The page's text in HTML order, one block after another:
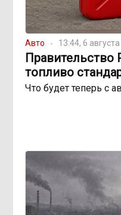
Авто 13:44, 6 августа
Правительство
топливо
Что будет теперь с